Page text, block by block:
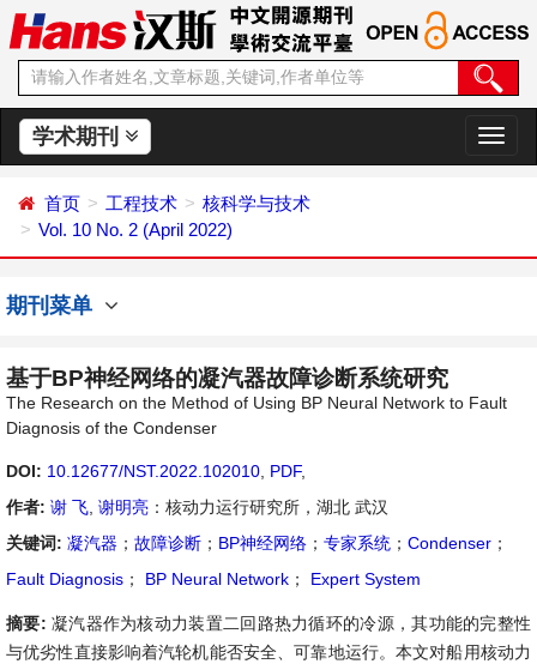
学术期刊
切
换
首页 工程技术
核科学与技术
Vol. 10 No. 2 (April 2022)
期刊菜单
基于BP神经网络的凝汽器故障诊断系统研究
The Research on the Method of Using BP Neural Network to Fault
Diagnosis of the Condenser
DOI: 10.12677/NST.2022.102010 PDF,
作者: 谢 飞 谢明亮 ：核动力运行研究所，湖北 武汉
关键词: 凝汽器 ； 故障诊断 ； BP神经网络 ； 专家系统 ； Condenser ；
Fault Diagnosis ； BP Neural Network ； Expert System
摘要: 凝汽器作为核动力装置二回路热力循环的冷源，其功能的完整性
与优劣性直接影响着汽轮机能否安全、可靠地运行。本文对船用核动力